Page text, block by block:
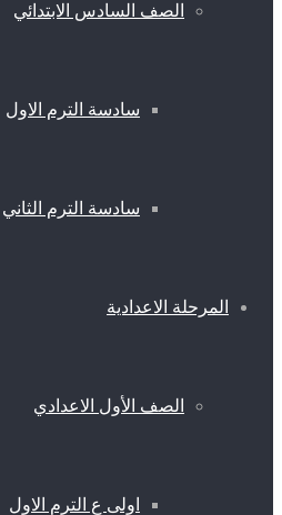
الصف السادس الابتدائي
سادسة الترم الاول
سادسة الترم الثاني
المرحلة الاعدادية
الصف الأول الاعدادي
اولى ع الترم الاول